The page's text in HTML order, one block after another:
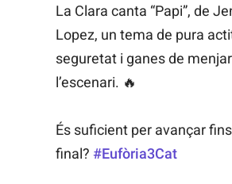
La Clara canta “Papi”, de
Lopez, un tema de pura
seguretat i ganes de
l’escenari. 🔥
És suficient per avançar
final? #Eufòria3Cat